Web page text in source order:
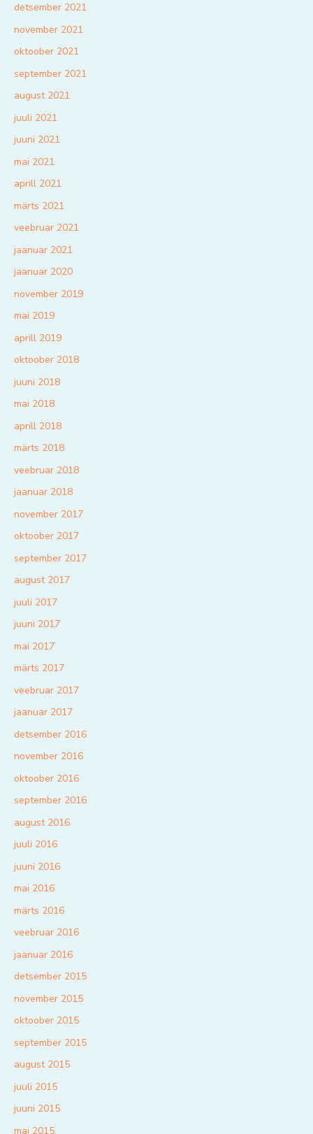
detsember 2021
november 2021
oktoober 2021
september 2021
august 2021
juuli 2021
juuni 2021
mai 2021
aprill 2021
märts 2021
veebruar 2021
jaanuar 2021
jaanuar 2020
november 2019
mai 2019
aprill 2019
oktoober 2018
juuni 2018
mai 2018
aprill 2018
märts 2018
veebruar 2018
jaanuar 2018
november 2017
oktoober 2017
september 2017
august 2017
juuli 2017
juuni 2017
mai 2017
märts 2017
veebruar 2017
jaanuar 2017
detsember 2016
november 2016
oktoober 2016
september 2016
august 2016
juuli 2016
juuni 2016
mai 2016
märts 2016
veebruar 2016
jaanuar 2016
detsember 2015
november 2015
oktoober 2015
september 2015
august 2015
juuli 2015
juuni 2015
mai 2015